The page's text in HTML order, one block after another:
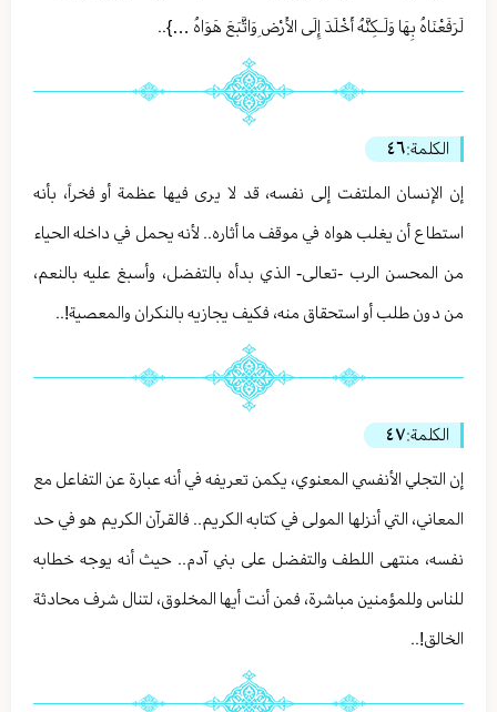
لَرَفَعْنَاهُ بِهَا وَلَـكِنَّهُ أَخْلَدَ إِلَى الأَرْضِ وَاتَّبَعَ هَوَاهُ …}..
الكلمة:٤٦
إن الإنسان الملتفت إلى نفسه، قد لا يرى فيها عظمة أو فخراً، بأنه
استطاع أن يغلب هواه في موقف ما أثاره.. لأنه يحمل في داخله الحياء
من المحسن الرب -تعالى- الذي بدأه بالتفضل، وأسبغ عليه بالنعم،
من دون طلب أو استحقاق منه، فكيف يجازيه بالنكران والمعصية!..
الكلمة:٤٧
إن التجلي الأنفسي المعنوي، يكمن تعريفه في أنه عبارة عن التفاعل مع
المعاني، التي أنزلها المولى في كتابه الكريم.. فالقرآن الكريم هو في حد
نفسه، منتهى اللطف والتفضل على بني آدم.. حيث أنه يوجه خطابه
للناس وللمؤمنين مباشرة، فمن أنت أيها المخلوق، لتنال شرف محادثة
الخالق!..